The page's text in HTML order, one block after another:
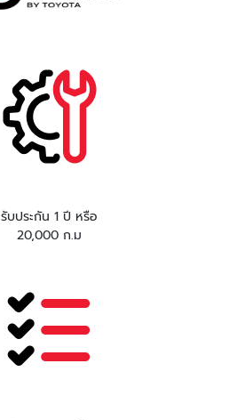
รับประกัน 1 ปี หรือ
20,000 ก.ม